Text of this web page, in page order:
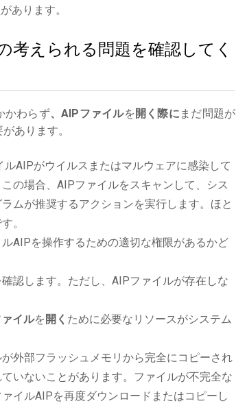
あります。
考えられる問題を確認してく
かわらず、AIPファイルを 開く際に まだ問題が
あります。
ルAIPがウイルスまたはマルウェアに感染して
の場合、AIPファイルをスキャンして、シス
ムが推奨するアクションを実行します。ほと
。
AIPを操作するための適切な権限があるかど
認します。ただし、AIPファイルが存在しな
イルを 開く ために必要なリソースがシステム
外部フラッシュメモリから完全にコピーされ
いないことがあります。ファイルが不完全な
イルAIPを再度ダウンロードまたはコピーし